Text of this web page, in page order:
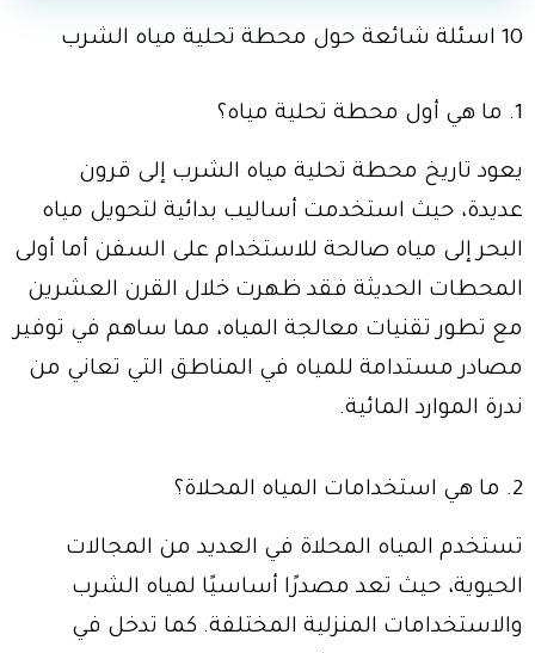
10 اسئلة شائعة حول محطة تحلية مياه الشرب
1. ما هي أول محطة تحلية مياه؟
يعود تاريخ محطة تحلية مياه الشرب إلى قرون
عديدة، حيث استخدمت أساليب بدائية لتحويل مياه
البحر إلى مياه صالحة للاستخدام على السفن أما أولى
المحطات الحديثة فقد ظهرت خلال القرن العشرين
مع تطور تقنيات معالجة المياه، مما ساهم في توفير
مصادر مستدامة للمياه في المناطق التي تعاني من
ندرة الموارد المائية.
2. ما هي استخدامات المياه المحلاة؟
تستخدم المياه المحلاة في العديد من المجالات
الحيوية، حيث تعد مصدرًا أساسيًا لمياه الشرب
والاستخدامات المنزلية المختلفة. كما تدخل في